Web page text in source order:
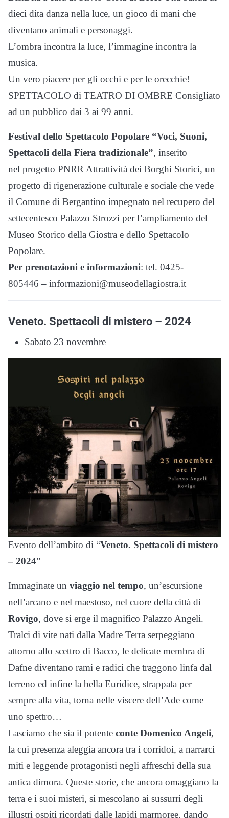
dieci dita danza nella luce, un gioco di mani che
diventano animali e personaggi.
L’ombra incontra la luce, l’immagine incontra la
musica.
Un vero piacere per gli occhi e per le orecchie!
SPETTACOLO di TEATRO DI OMBRE Consigliato
ad un pubblico dai 3 ai 99 anni.
Festival dello Spettacolo Popolare “Voci, Suoni,
Spettacoli della Fiera tradizionale”, inserito
nel progetto PNRR Attrattività dei Borghi Storici, un
progetto di rigenerazione culturale e sociale che vede
il Comune di Bergantino impegnato nel recupero del
settecentesco Palazzo Strozzi per l’ampliamento del
Museo Storico della Giostra e dello Spettacolo
Popolare.
Per prenotazioni e informazioni: tel. 0425-
805446 – informazioni@museodellagiostra.it
Veneto. Spettacoli di mistero – 2024
Sabato 23 novembre
Evento dell’ambito di “Veneto. Spettacoli di mistero
– 2024”
Immaginate un viaggio nel tempo, un’escursione
nell’arcano e nel maestoso, nel cuore della città di
Rovigo, dove si erge il magnifico Palazzo Angeli.
Tralci di vite nati dalla Madre Terra serpeggiano
attorno allo scettro di Bacco, le delicate membra di
Dafne diventano rami e radici che traggono linfa dal
terreno ed infine la bella Euridice, strappata per
sempre alla vita, torna nelle viscere dell’Ade come
uno spettro…
Lasciamo che sia il potente conte Domenico Angeli,
la cui presenza aleggia ancora tra i corridoi, a narrarci
miti e leggende protagonisti negli affreschi della sua
antica dimora. Queste storie, che ancora omaggiano la
terra e i suoi misteri, si mescolano ai sussurri degli
illustri ospiti ricordati dalle lapidi marmoree, dando